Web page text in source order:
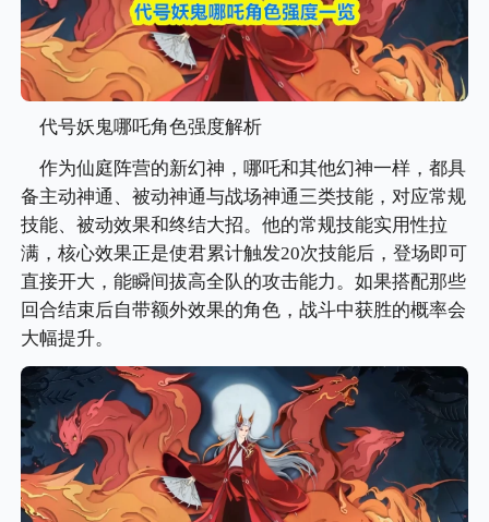
代号妖鬼哪吒角色强度解析
作为仙庭阵营的新幻神，哪吒和其他幻神一样，都具
备主动神通、被动神通与战场神通三类技能，对应常规
技能、被动效果和终结大招。他的常规技能实用性拉
满，核心效果正是使君累计触发20次技能后，登场即可
直接开大，能瞬间拔高全队的攻击能力。如果搭配那些
回合结束后自带额外效果的角色，战斗中获胜的概率会
大幅提升。